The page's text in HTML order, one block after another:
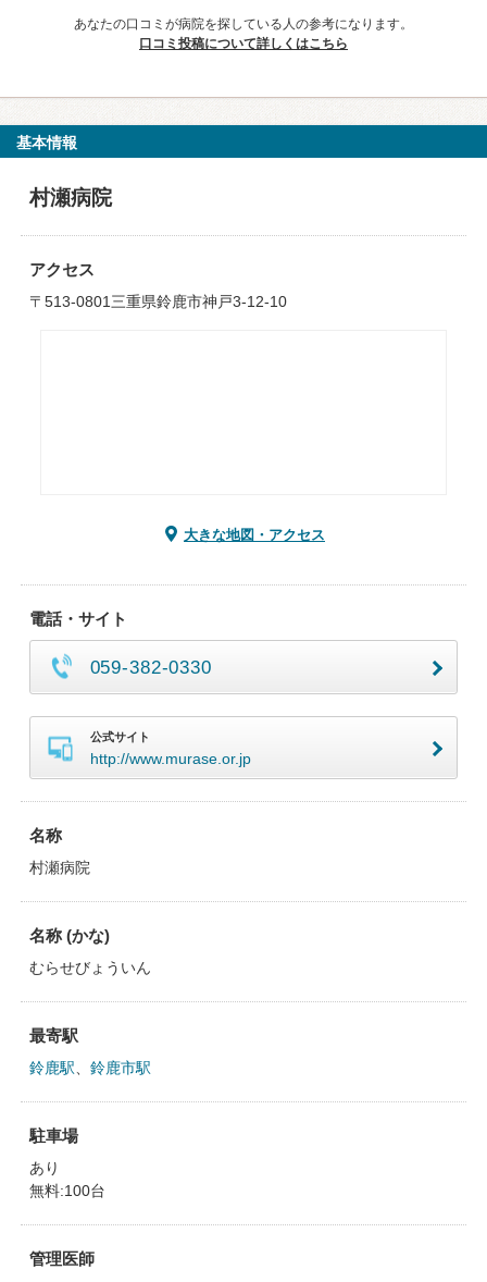
あなたの口コミが病院を探している人の参考になります。
口コミ投稿について詳しくはこちら
基本情報
村瀬病院
アクセス
〒513-0801三重県鈴鹿市神戸3-12-10
大きな地図・アクセス
電話・サイト
059-382-0330
公式サイト
http://www.murase.or.jp
名称
村瀬病院
名称 (かな)
むらせびょういん
最寄駅
鈴鹿駅 鈴鹿市駅
駐車場
あり
無料:100台
管理医師